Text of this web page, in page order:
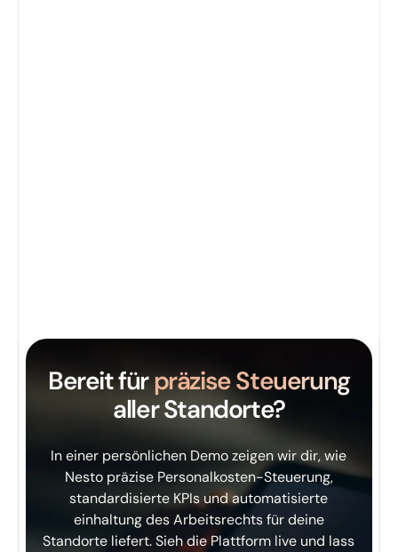
Bereit fürpräzise Steuerung
aller Standorte?
In einer persönlichen Demo zeigen wir dir, wie
Nesto präzise Personalkosten-Steuerung,
standardisierte KPIs und automatisierte
einhaltung des Arbeitsrechts für deine
Standorte liefert. Sieh die Plattform live und lass